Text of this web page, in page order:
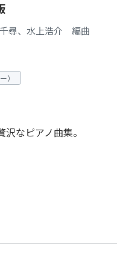
千尋、水上浩介 編曲
）
なピアノ曲集。